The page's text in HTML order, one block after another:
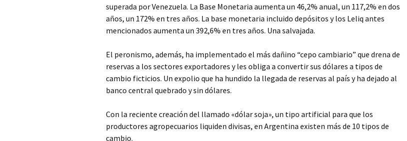
superada por Venezuela. La Base Monetaria aumenta un 46,2% anual, un 117,2% en dos
años, un 172% en tres años. La base monetaria incluido depósitos y los Leliq antes
mencionados aumenta un 392,6% en tres años. Una salvajada.
El peronismo, además, ha implementado el más dañino “cepo cambiario” que drena de
reservas a los sectores exportadores y les obliga a convertir sus dólares a tipos de
cambio ficticios. Un expolio que ha hundido la llegada de reservas al país y ha dejado al
banco central quebrado y sin dólares.
Con la reciente creación del llamado «dólar soja», un tipo artificial para que los
productores agropecuarios liquiden divisas, en Argentina existen más de 10 tipos de
cambio.